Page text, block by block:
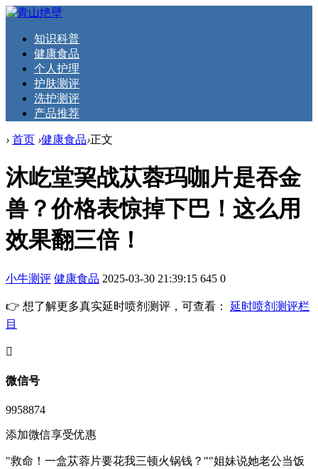
知识科普
健康食品
个人护理
护肤测评
洗护测评
产品推荐
› 首页 ›健康食品›正文
沐屹堂巭战苁蓉玛咖片是吞金
兽？价格表惊掉下巴！这么用
效果翻三倍！
小牛测评 健康食品 2025-03-30 21:39:15 645 0
👉 想了解更多真实延时喷剂测评，可查看： 延时喷剂测评栏
目
󦘖
微信号
9958874
添加微信享受优惠
"救命！一盒苁蓉片要花我三顿火锅钱？""姐妹说她老公当饭